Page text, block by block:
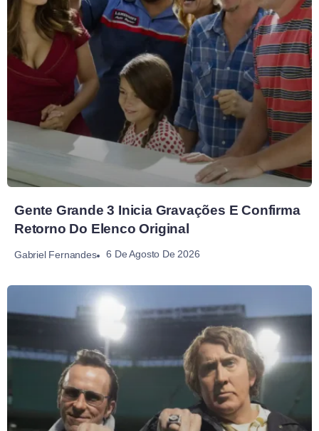
Gente Grande 3 Inicia Gravações E Confirma
Retorno Do Elenco Original
Gabriel Fernandes 6 De Agosto De 2026